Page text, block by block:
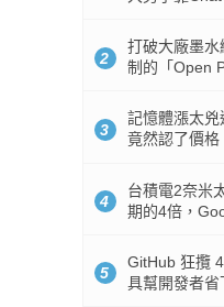
2
打破大廠墨
制的「Open
3
記憶體漲太
竟然認了價
4
台積電2奈米
期的4倍，
5
GitHub 狂攬
具幫開發者省